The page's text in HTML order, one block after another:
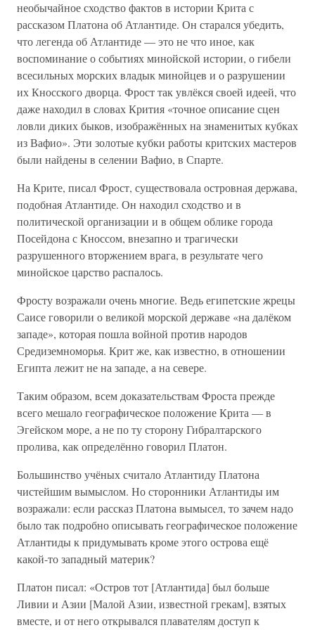
необычайное сходство фактов в истории Крита с
рассказом Платона об Атлантиде. Он старался убедить,
что легенда об Атлантиде — это не что иное, как
воспоминание о событиях минойской истории, о гибели
всесильных морских владык минойцев и о разрушении
их Кносского дворца. Фрост так увлёкся своей идеей, что
даже находил в словах Крития «точное описание сцен
ловли диких быков, изображённых на знаменитых кубках
из Вафио». Эти золотые кубки работы критских мастеров
были найдены в селении Вафио, в Спарте.
На Крите, писал Фрост, существовала островная держава,
подобная Атлантиде. Он находил сходство и в
политической организации и в общем облике города
Посейдона с Кноссом, внезапно и трагически
разрушенного вторжением врага, в результате чего
минойское царство распалось.
Фросту возражали очень многие. Ведь египетские жрецы
Саисе говорили о великой морской державе «на далёком
западе», которая пошла войной против народов
Средиземноморья. Крит же, как известно, в отношении
Египта лежит не на западе, а на севере.
Таким образом, всем доказательствам Фроста прежде
всего мешало географическое положение Крита — в
Эгейском море, а не по ту сторону Гибралтарского
пролива, как определённо говорил Платон.
Большинство учёных считало Атлантиду Платона
чистейшим вымыслом. Но сторонники Атлантиды им
возражали: если рассказ Платона вымысел, то зачем надо
было так подробно описывать географическое положение
Атлантиды к придумывать кроме этого острова ещё
какой-то западный материк?
Платон писал: «Остров тот [Атлантида] был больше
Ливии и Азии [Малой Азии, известной грекам], взятых
вместе, и от него открывался плавателям доступ к